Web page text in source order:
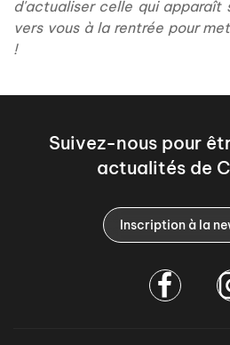
d'actualiser celle qui apparaît
vers vous à la rentrée pour
!
Suivez-nous pour
actualités de
Inscription à la